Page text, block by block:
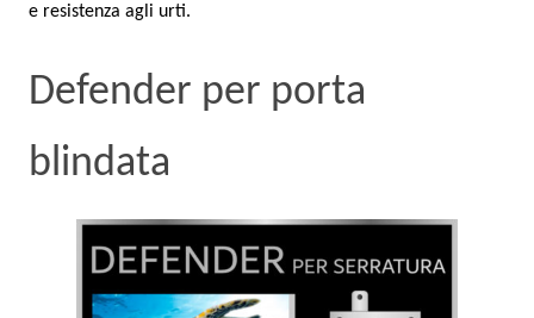
e resistenza agli urti.
Defender per porta
blindata